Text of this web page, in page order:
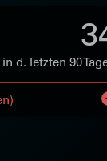
d. letzten 90